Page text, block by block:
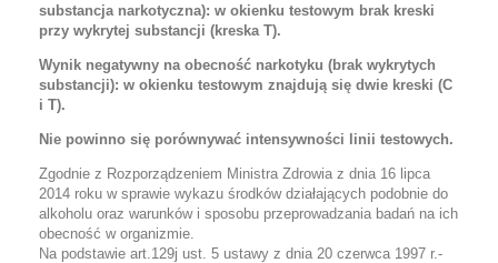
substancja narkotyczna): w okienku testowym brak kreski
przy wykrytej substancji (kreska T).
Wynik negatywny na obecność narkotyku (brak wykrytych
substancji): w okienku testowym znajdują się dwie kreski (C
i T).
Nie powinno się porównywać intensywności linii testowych.
Zgodnie z Rozporządzeniem Ministra Zdrowia z dnia 16 lipca
2014 roku w sprawie wykazu środków działających podobnie do
alkoholu oraz warunków i sposobu przeprowadzania badań na ich
obecność w organizmie.
Na podstawie art.129j ust. 5 ustawy z dnia 20 czerwca 1997 r.-